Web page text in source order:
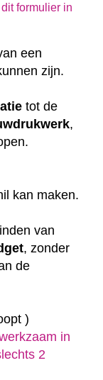
formulier in
een
zijn.
tot de
,
kan maken.
van
, zonder
de
)
in
2